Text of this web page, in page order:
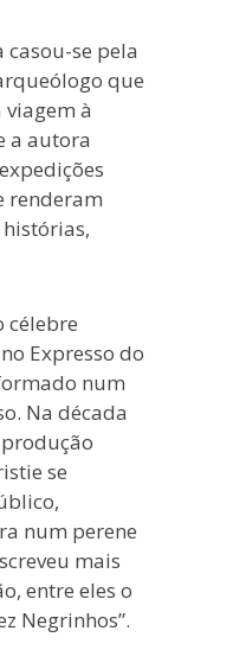
se pela
que
à
a autora
renderam
célebre
Expresso do
num
Na década
se
num perene
mais
entre eles o
Negrinhos”.